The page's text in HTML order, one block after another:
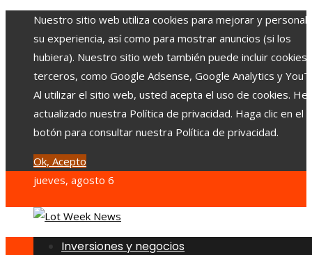
Nuestro sitio web utiliza cookies para mejorar y
su experiencia, así como para mostrar anuncios (si los
hubiera). Nuestro sitio web también puede incluir cookies
terceros, como Google Adsense, Google Analytics y
Al utilizar el sitio web, usted acepta el uso de cookies.
actualizado nuestra Política de privacidad. Haga clic en el
botón para consultar nuestra Política de privacidad.
Ok, Acepto
jueves, agosto 6
Inversiones y negocios